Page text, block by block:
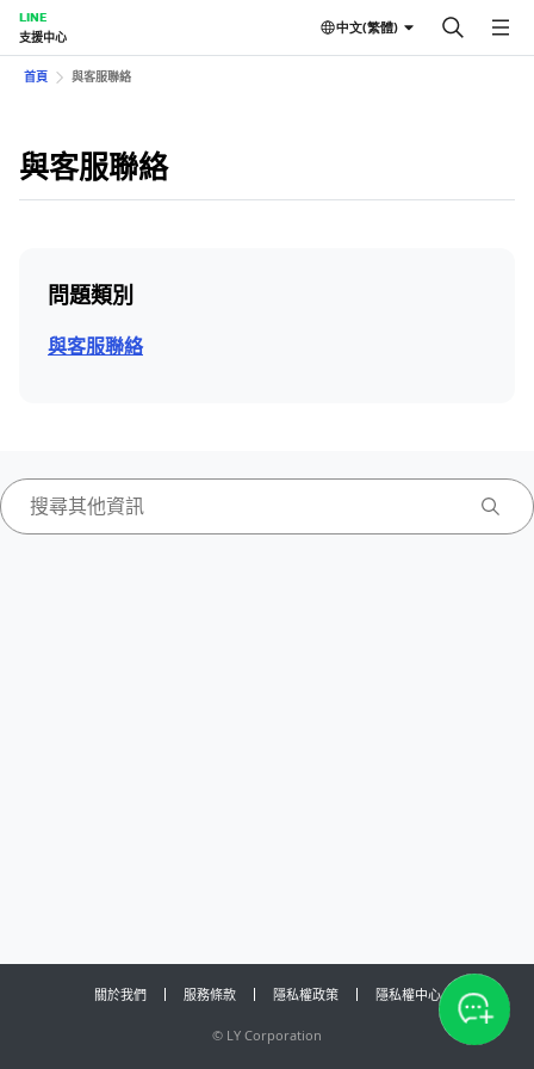
LINE
支援中心
中文(繁體)
首頁 與客服聯絡
與客服聯絡
問題類別
與客服聯絡
關於我們 服務條款 隱私權政策 隱私權中心
© LY Corporation